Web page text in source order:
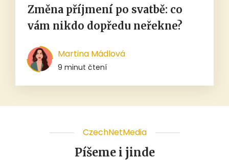
Změna příjmení po svatbě: co
vám nikdo dopředu neřekne?
Martina Mádlová
9 minut čtení
CzechNetMedia
Píšeme i jinde